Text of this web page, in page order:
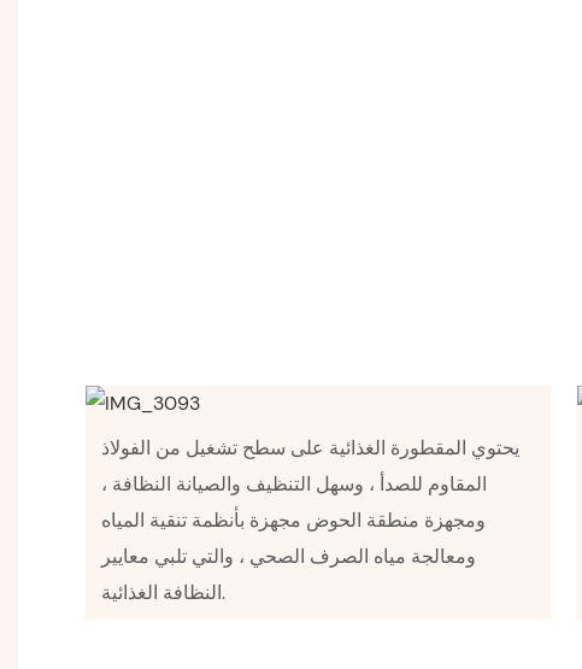
يحتوي المقطورة الغذائية على سطح تشغيل من الفولاذ
المقاوم للصدأ ، وسهل التنظيف والصيانة النظافة ،
ومجهزة منطقة الحوض مجهزة بأنظمة تنقية المياه
ومعالجة مياه الصرف الصحي ، والتي تلبي معايير
النظافة الغذائية.